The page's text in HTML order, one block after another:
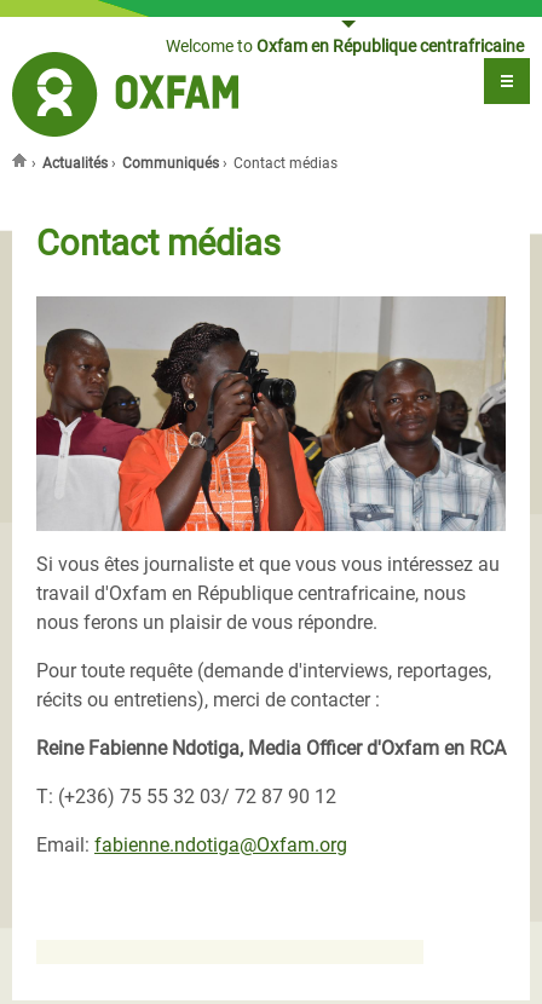
Jump to navigationWelcome toOxfam en République centrafricaine
› Actualités › Communiqués › Contact médias
Contact médias
Si vous êtes journaliste et que vous vous intéressez au
travail d'Oxfam en République centrafricaine, nous
nous ferons un plaisir de vous répondre.
Pour toute requête (demande d'interviews, reportages,
récits ou entretiens), merci de contacter :
Reine Fabienne Ndotiga, Media Officer d'Oxfam en RCA
T: (+236) 75 55 32 03/ 72 87 90 12
Email: fabienne.ndotiga@Oxfam.org